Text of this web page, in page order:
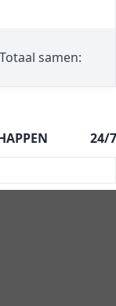
Totaal samen:
24/